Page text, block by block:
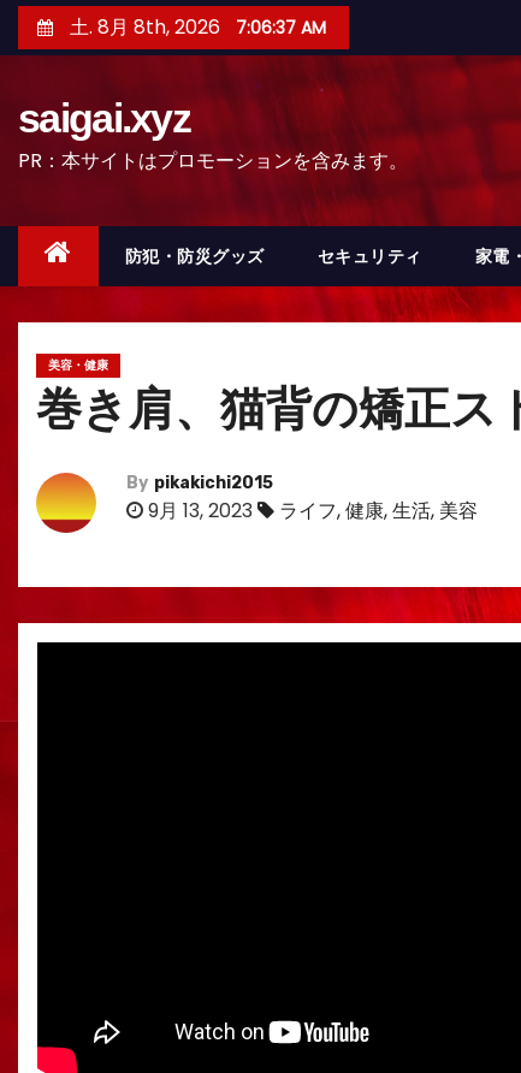
ン
ッ
土. 8月 8th, 2026 7:06:39 AM
saigai.xyz
PR：本サイトはプロモーションを含みます。
防犯・防災グッズ セキュリティ 家電
美容・健康
巻き肩、猫背の矯正ス
By pikakichi2015
9月 13, 2023 ライフ,健康,生活, 美容